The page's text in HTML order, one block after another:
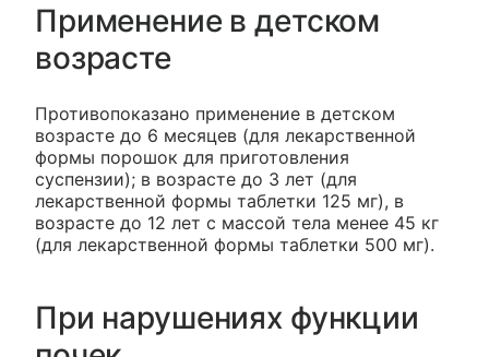
Применение в детском
возрасте
Противопоказано применение в детском
возрасте до 6 месяцев (для лекарственной
формы порошок для приготовления
суспензии); в возрасте до 3 лет (для
лекарственной формы таблетки 125 мг), в
возрасте до 12 лет с массой тела менее 45 кг
(для лекарственной формы таблетки 500 мг).
При нарушениях функции